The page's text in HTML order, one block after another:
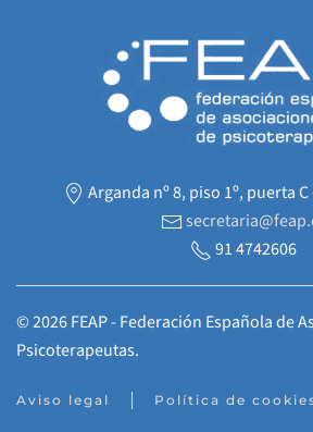
Arganda nº 8, piso 1º, puerta
91 4742606
©2026FEAP - Federación Española de
Psicoterapeutas.
Aviso legal Política de